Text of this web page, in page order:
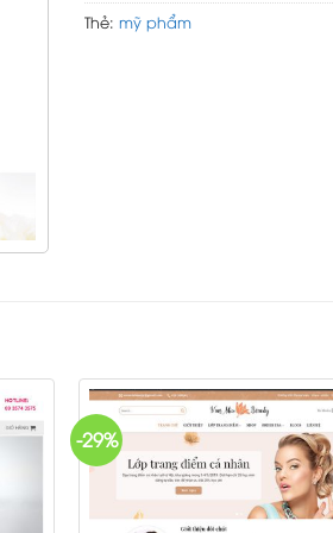
Thẻ: mỹ phẩm
-29%